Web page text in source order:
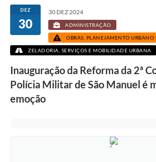
DEZ
30
30 DEZ 2024
ADMINISTRAÇÃO
OBRAS, PLANEJAMENTO
ZELADORIA, SERVIÇOS E MOBILIDADE URBANA
Inauguração da Reforma da 2ª
Polícia Militar de São Manuel é
emoção